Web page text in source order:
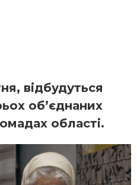
відбудуться
об’єднаних
області.